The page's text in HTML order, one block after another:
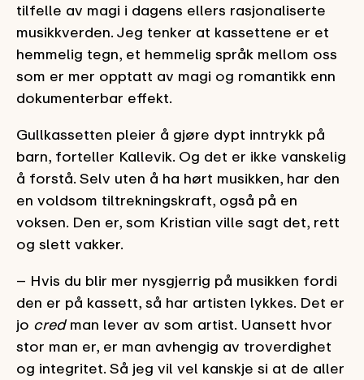
tilfelle av magi i dagens ellers rasjonaliserte
musikkverden. Jeg tenker at kassettene er et
hemmelig tegn, et hemmelig språk mellom oss
som er mer opptatt av magi og romantikk enn
dokumenterbar effekt.
Gullkassetten pleier å gjøre dypt inntrykk på
barn, forteller Kallevik. Og det er ikke vanskelig
å forstå. Selv uten å ha hørt musikken, har den
en voldsom tiltrekningskraft, også på en
voksen. Den er, som Kristian ville sagt det, rett
og slett vakker.
– Hvis du blir mer nysgjerrig på musikken fordi
den er på kassett, så har artisten lykkes. Det er
jo credman lever av som artist. Uansett hvor
stor man er, er man avhengig av troverdighet
og integritet. Så jeg vil vel kanskje si at de aller